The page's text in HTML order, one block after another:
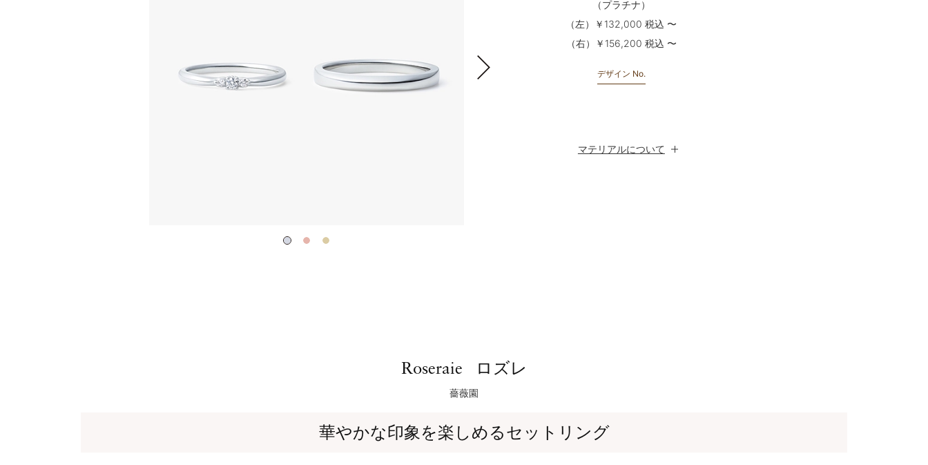
（プラチナ）
（左）￥132,000 税込 〜
（右）￥156,200 税込 〜
デザイン No.
マテリアルについて
デザイン No.
マテリアルについて
デザイン No.
マテリアルについて
Roseraie ロズレ
薔薇園
華やかな印象を楽しめるセットリング